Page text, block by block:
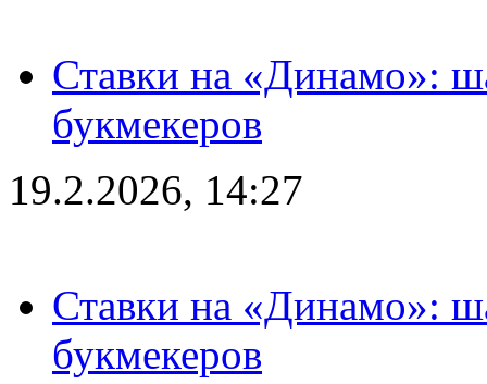
Ставки на «Динамо»:
букмекеров
19.2.2026, 14:27
Ставки на «Динамо»:
букмекеров